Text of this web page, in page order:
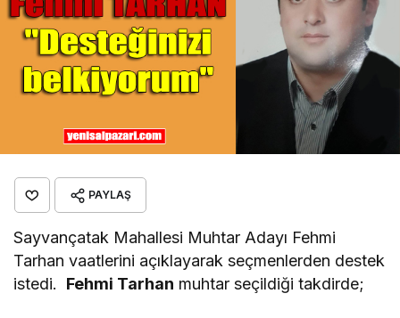
PAYLAŞ
Sayvançatak Mahallesi Muhtar Adayı Fehmi
Tarhan vaatlerini açıklayarak seçmenlerden destek
istedi. Fehmi Tarhan muhtar seçildiği takdirde;